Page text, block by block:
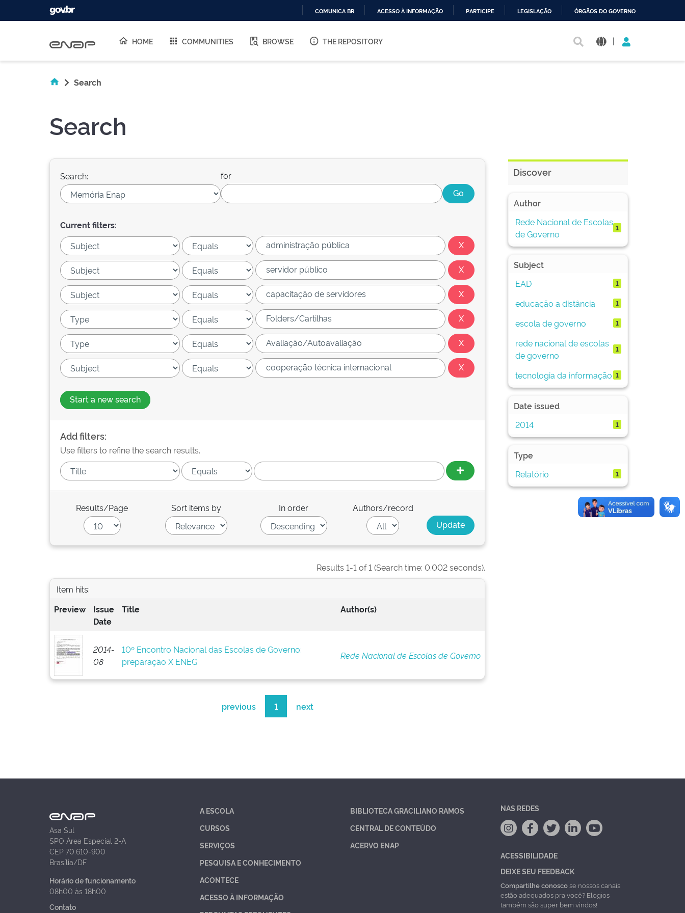
O
COMUNICA BR ACESSO À INFORMAÇÃO PARTICIPE LEGISLAÇÃO ÓRGÃOS DO GOVERNO
HOME COMMUNITIES BROWSE THE REPOSITORY |
Search
Search
Search: for
Current filters:
Start a new search
Add filters:
Use filters to refine the search results.
Results/Page Sort items by In order Authors/record
Results 1-1 of 1 (Search time: 0.002 seconds).
Item hits:
Preview
Issue
Date
Title Author(s)
2014-
08
10º Encontro Nacional das Escolas de Governo:
preparação X ENEG
Rede Nacional de Escolas de Governo
previous 1 next
Discover
Author
Rede Nacional de Escolas
de Governo
1
Subject
EAD
1
educação a distância 1
escola de governo 1
rede nacional de escolas
de governo
1
tecnologia da informação 1
Date issued
2014
1
Type
Relatório
1
Asa Sul
SPO Área Especial 2-A
CEP 70.610-900
Brasília/DF
Horário de funcionamento
08h00 às 18h00
Contato
A ESCOLA
CURSOS
SERVIÇOS
PESQUISA E CONHECIMENTO
ACONTECE
ACESSO À INFORMAÇÃO
BIBLIOTECA GRACILIANO RAMOS
CENTRAL DE CONTEÚDO
ACERVO ENAP
NAS REDES
ACESSIBILIDADE
DEIXE SEU FEEDBACK
Compartilhe conoscose nossos canais
estão adequados pra você? Elogios
também são super bem vindos!